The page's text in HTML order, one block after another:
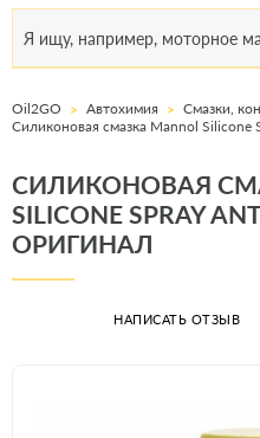
Oil2GO Автохимия
Смазки,
СИЛИКОНОВАЯ
SILICONE SPRAY
ОРИГИНАЛ
НАПИСАТЬ ОТЗЫВ